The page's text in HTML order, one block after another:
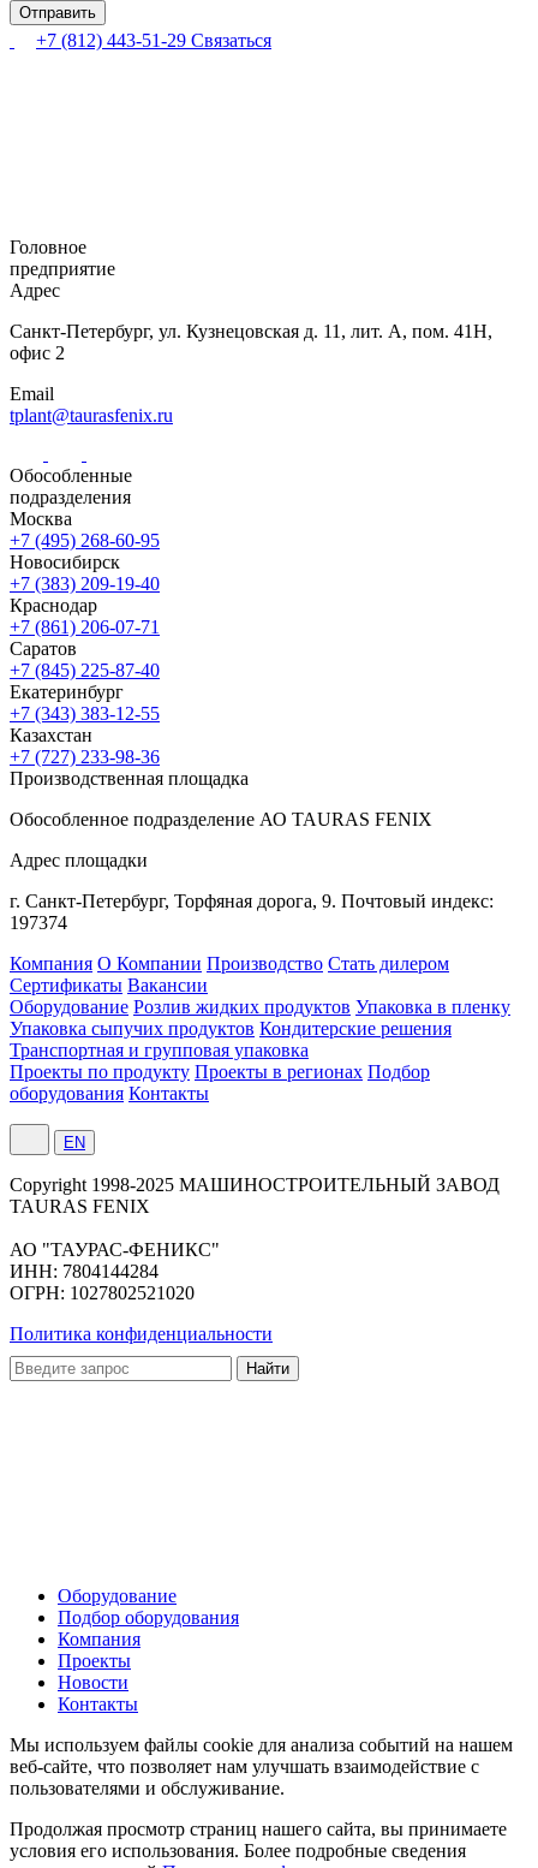
+7 (812) 443-51-29 Связаться
Головное
предприятие
Адрес
Санкт-Петербург, ул. Кузнецовская д. 11, лит. А, пом. 41Н,
офис 2
Email
tplant@taurasfenix.ru
Обособленные
подразделения
Москва
+7 (495) 268-60-95
Новосибирск
+7 (383) 209-19-40
Краснодар
+7 (861) 206-07-71
Саратов
+7 (845) 225-87-40
Екатеринбург
+7 (343) 383-12-55
Казахстан
+7 (727) 233-98-36
Производственная площадка
Обособленное подразделение АО TAURAS FENIX
Адрес площадки
г. Санкт-Петербург, Торфяная дорога, 9. Почтовый индекс:
197374
Компания О Компании Производство Стать дилером
Сертификаты Вакансии
Оборудование Розлив жидких продуктов Упаковка в пленку
Упаковка сыпучих продуктов Кондитерские решения
Транспортная и групповая упаковка
Проекты по продукту Проекты в регионах Подбор
оборудования Контакты
EN
Сopyright 1998-2025 МАШИНОСТРОИТЕЛЬНЫЙ ЗАВОД
TAURAS FENIX
АО "ТАУРАС-ФЕНИКС"
ИНН: 7804144284
ОГРН: 1027802521020
Политика конфиденциальности
Оборудование
Подбор оборудования
Компания
Проекты
Новости
Контакты
Мы используем файлы cookie для анализа событий на нашем
веб-сайте, что позволяет нам улучшать взаимодействие с
пользователями и обслуживание.
Продолжая просмотр страниц нашего сайта, вы принимаете
условия его использования. Более подробные сведения